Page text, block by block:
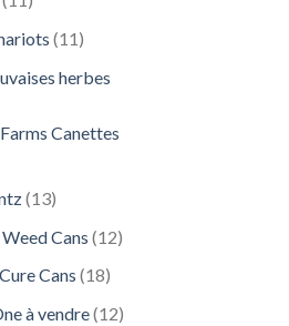
1111
herbes
Canettes
1313
Cans 1212
Cans 1818
à vendre 1212